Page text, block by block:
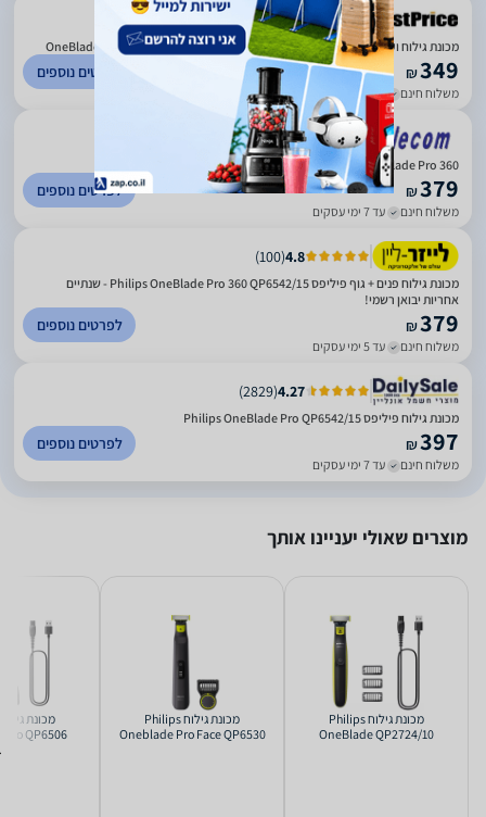
מכונת גילוח ועיצוב זקן נטענת רטוב/יבש Philips דגם OneBlade Pro 360 QP6542/15
₪349
משלוח חינם עד 5 ימי עסקים
לפרטים נוספים
5
(
116
)
OneBlade Pro 360 פנים +‎ גוף QP6542/15
₪379
משלוח חינם עד 7 ימי עסקים
לפרטים נוספים
4.8
(
100
)
מכונת גילוח פנים +‎ גוף פיליפס Philips OneBlade Pro 360 QP6542/15 - שנתיים
אחריות יבואן רשמי!
₪379
משלוח חינם עד 5 ימי עסקים
לפרטים נוספים
4.27
(
2829
)
מכונת גילוח פיליפס Philips OneBlade Pro QP6542/15
₪397
משלוח חינם עד 7 ימי עסקים
לפרטים נוספים
מוצרים שאולי יעניינו אותך
מכונת גילוח Philips
OneBlade QP2724/10
מכונת גילוח Philips
Oneblade Pro Face QP6530
QP6506